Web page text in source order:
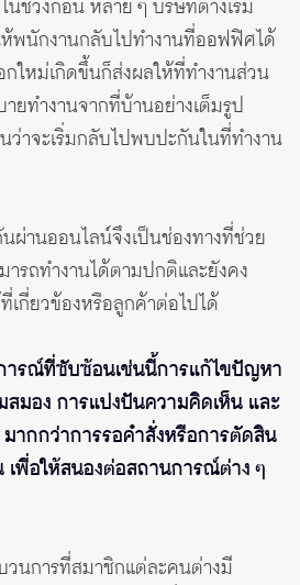
ช่วงก่อน หลาย ๆ บริษัทต่างเริ่ม
พนักงานกลับไปทำงานที่ออฟฟิศได้
กใหม่เกิดขึ้นก็ส่งผลให้ที่ทำงานส่วน
ยทำงานจากที่บ้านอย่างเต็มรูป
าจะเริ่มกลับไปพบปะกันในที่ทำงาน
ผ่านออนไลน์จึงเป็นช่องทางที่ช่วย
ารถทำงานได้ตามปกติและยังคง
กี่ยวข้องหรือลูกค้าต่อไปได้
ารณ์ที่ซับซ้อนเช่นนี้การแก้ไขปัญหา
สมอง การแบ่งปันความคิดเห็น และ
ากกว่าการรอคำสั่งหรือการตัดสิน
เพื่อให้สนองต่อสถานการณ์ต่าง ๆ
วนการที่สมาชิกแต่ละคนต่างมี